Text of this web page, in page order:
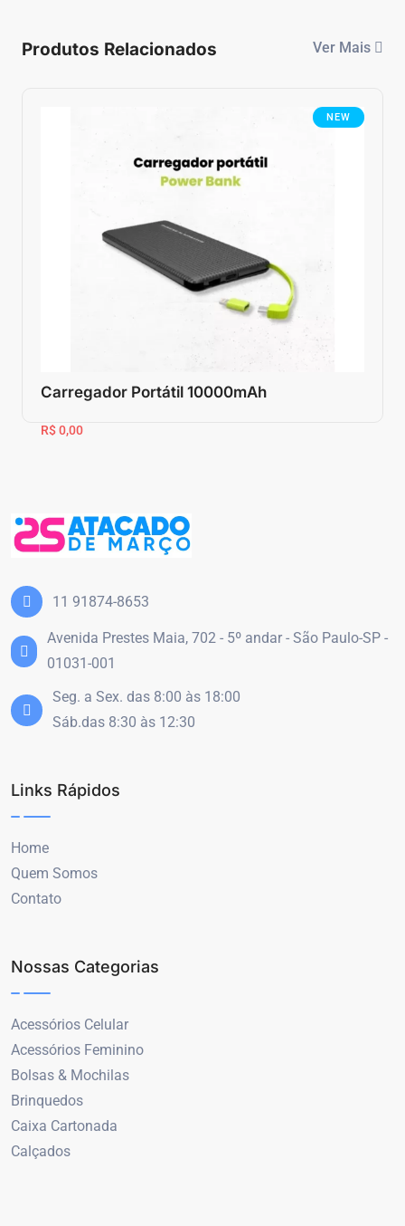
Produtos Relacionados Ver Mais
NEW
Carregador Portátil 10000mAh
R$ 0,00
11 91874-8653
Avenida Prestes Maia, 702 - 5º andar - São Paulo-SP -
01031-001
Seg. a Sex. das 8:00 às 18:00
Sáb.das 8:30 às 12:30
Links Rápidos
Home
Quem Somos
Contato
Nossas Categorias
Acessórios Celular
Acessórios Feminino
Bolsas & Mochilas
Brinquedos
Caixa Cartonada
Calçados